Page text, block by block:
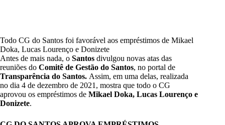
Todo CG do Santos foi favorável aos empréstimos de Mikael
Doka, Lucas Lourenço e Donizete
Antes de mais nada, o Santos divulgou novas atas das
reuniões do Comitê de Gestão do Santos, no portal de
Transparência do Santos. Assim, em uma delas, realizada
no dia 4 de dezembro de 2021, mostra que todo o CG
aprovou os empréstimos de Mikael Doka, Lucas Lourenço e
Donizete.